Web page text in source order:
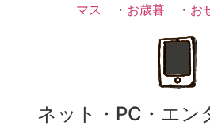
マス ・ お歳暮 ・ お
ネット・PC・エン